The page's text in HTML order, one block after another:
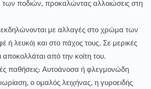
των ποδιών, προκαλώντας αλλοιώσεις στη
εκδηλώνονται με αλλαγές στο χρώμα των
ή λευκό) και στο πάχος τους. Σε μερικές
αποκολλάται από την κοίτη του.
παθήσεις: Αυτοάνοσα ή φλεγμονώδη
ο ομαλός λειχήνας, η γυροειδής